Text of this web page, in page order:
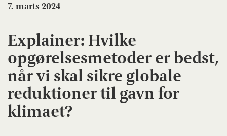
7. marts 2024
Explainer: Hvilke
opgørelsesmetoder er bedst,
når vi skal sikre globale
reduktioner til gavn for
klimaet?